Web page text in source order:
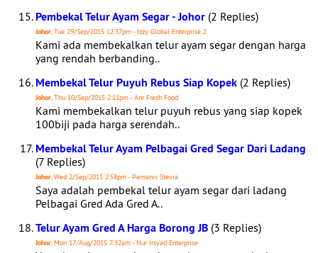
Pembekal Telur Ayam Segar - Johor (2 Replies)
Johor, Tue 29/Sep/2015 12:37pm - Izzy Global Enterprise 2
Kami ada membekalkan telur ayam segar dengan harga
yang rendah berbanding..
Membekal Telur Puyuh Rebus Siap Kopek (2 Replies)
Johor, Thu 10/Sep/2015 2:11pm - Anr Fresh Food
Kami membekalkan telur puyuh rebus yang siap kopek
100biji pada harga serendah..
Membekal Telur Ayam Pelbagai Gred Segar Dari Ladang
(7 Replies)
Johor, Wed 2/Sep/2015 2:58pm - Pemanis Stevia
Saya adalah pembekal telur ayam segar dari ladang
Pelbagai Gred Ada Gred A..
Telur Ayam Gred A Harga Borong JB (3 Replies)
Johor, Mon 17/Aug/2015 7:32am - Nur Irsyad Enterprise